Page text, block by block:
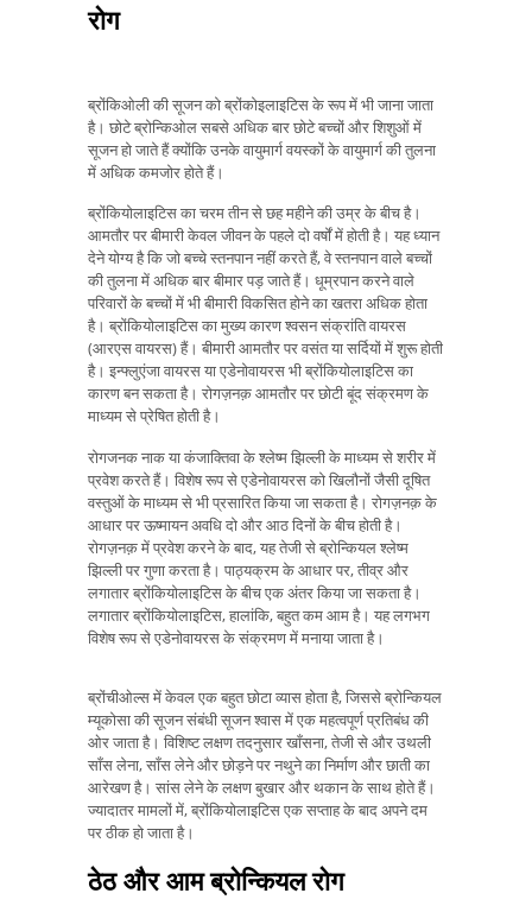
रोग
ब्रोंकिओली की सूजन को ब्रोंकोइलाइटिस के रूप में भी जाना जाता
है। छोटे ब्रोन्किओल सबसे अधिक बार छोटे बच्चों और शिशुओं में
सूजन हो जाते हैं क्योंकि उनके वायुमार्ग वयस्कों के वायुमार्ग की तुलना
में अधिक कमजोर होते हैं।
ब्रोंकियोलाइटिस का चरम तीन से छह महीने की उम्र के बीच है।
आमतौर पर बीमारी केवल जीवन के पहले दो वर्षों में होती है। यह ध्यान
देने योग्य है कि जो बच्चे स्तनपान नहीं करते हैं, वे स्तनपान वाले बच्चों
की तुलना में अधिक बार बीमार पड़ जाते हैं। धूम्रपान करने वाले
परिवारों के बच्चों में भी बीमारी विकसित होने का खतरा अधिक होता
है। ब्रोंकियोलाइटिस का मुख्य कारण श्वसन संक्रांति वायरस
(आरएस वायरस) हैं। बीमारी आमतौर पर वसंत या सर्दियों में शुरू होती
है। इन्फ्लुएंजा वायरस या एडेनोवायरस भी ब्रोंकियोलाइटिस का
कारण बन सकता है। रोगज़नक़ आमतौर पर छोटी बूंद संक्रमण के
माध्यम से प्रेषित होती है।
रोगजनक नाक या कंजाक्तिवा के श्लेष्म झिल्ली के माध्यम से शरीर में
प्रवेश करते हैं। विशेष रूप से एडेनोवायरस को खिलौनों जैसी दूषित
वस्तुओं के माध्यम से भी प्रसारित किया जा सकता है। रोगज़नक़ के
आधार पर ऊष्मायन अवधि दो और आठ दिनों के बीच होती है।
रोगज़नक़ में प्रवेश करने के बाद, यह तेजी से ब्रोन्कियल श्लेष्म
झिल्ली पर गुणा करता है। पाठ्यक्रम के आधार पर, तीव्र और
लगातार ब्रोंकियोलाइटिस के बीच एक अंतर किया जा सकता है।
लगातार ब्रोंकियोलाइटिस, हालांकि, बहुत कम आम है। यह लगभग
विशेष रूप से एडेनोवायरस के संक्रमण में मनाया जाता है।
ब्रोंचीओल्स में केवल एक बहुत छोटा व्यास होता है, जिससे ब्रोन्कियल
म्यूकोसा की सूजन संबंधी सूजन श्वास में एक महत्वपूर्ण प्रतिबंध की
ओर जाता है। विशिष्ट लक्षण तदनुसार खाँसना, तेजी से और उथली
साँस लेना, साँस लेने और छोड़ने पर नथुने का निर्माण और छाती का
आरेखण है। सांस लेने के लक्षण बुखार और थकान के साथ होते हैं।
ज्यादातर मामलों में, ब्रोंकियोलाइटिस एक सप्ताह के बाद अपने दम
पर ठीक हो जाता है।
ठेठ और आम ब्रोन्कियल रोग